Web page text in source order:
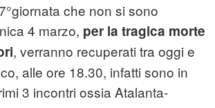
che non si sono
4 marzo, per la tragica morte
, verranno recuperati tra oggi e
alle ore 18.30, infatti sono in
3 incontri ossia Atalanta-